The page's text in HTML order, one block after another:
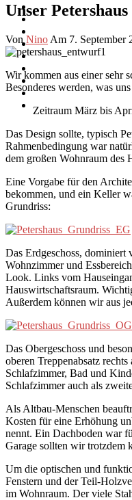
Unser
Von Nino Am 7. September
Wir kommen aus einer sehr
Besonderes werden, was
Zeitraum März bis
Das Design sollte, typisch
Rahmenbedingung war
dem großen Wohnraum des
Eine Vorgabe für den
bekommen, und ein Keller
Grundriss:
Das Erdgeschoss, dominiert
Wohnzimmer und
Look. Links vom
Hauswirtschaftsraum.
Außerdem können wir aus
Das Obergeschoss und
oberen Treppenabsatz
Schlafzimmer, Bad und
Schlafzimmer auch als
Als Altbau-Menschen
Kosten für eine Erhöhung
nennt. Ein Dachboden war
Garage sollten wir trotzdem
Um die optischen und
Fenstern und der Teil-
im Wohnraum. Der viele